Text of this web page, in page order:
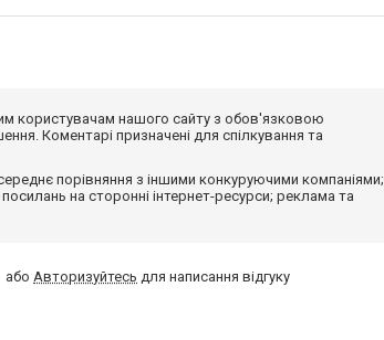
користувачам нашого сайту з обов'язковою
Коментарі призначені для спілкування та
порівняння з іншими конкуруючими компаніями;
на сторонні інтернет-ресурси; реклама та
абоАвторизуйтесь для написання відгуку